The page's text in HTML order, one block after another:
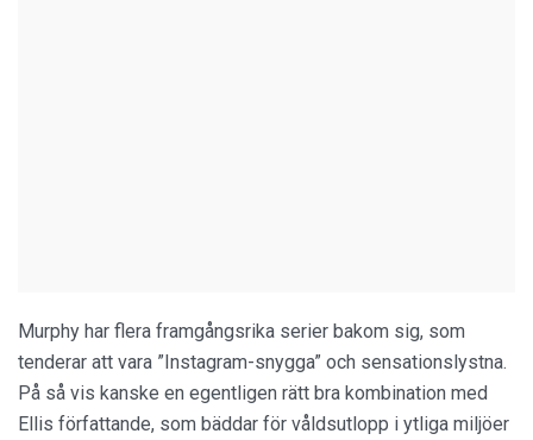
Murphy har flera framgångsrika serier bakom sig, som
tenderar att vara ”Instagram-snygga” och sensationslystna.
På så vis kanske en egentligen rätt bra kombination med
Ellis författande, som bäddar för våldsutlopp i ytliga miljöer